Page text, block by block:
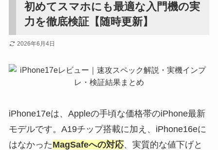
初めてスマホにも最適な入門機の実
力を徹底検証【随時更新】
2026年6月4日
iPhone17eは、Appleの手頃な価格帯のiPhone最新
モデルです。A19チップ搭載に加え、iPhone16eに
はなかったMagSafeへの対応、実質的な値下げと